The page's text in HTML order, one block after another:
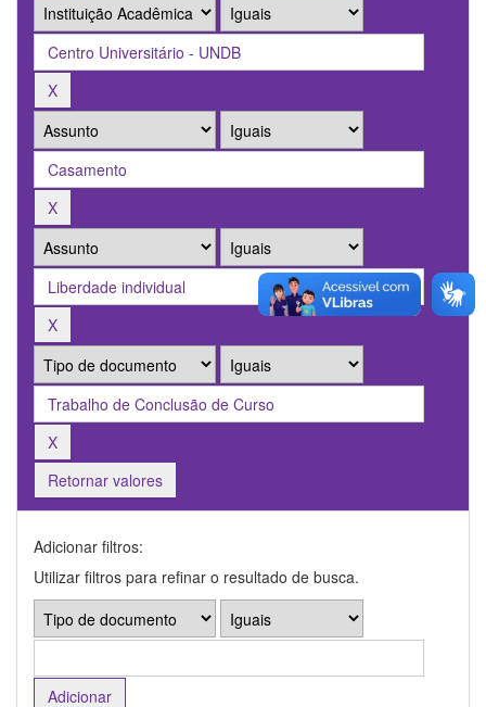
Retornar valores
Adicionar filtros:
Utilizar filtros para refinar o resultado de busca.